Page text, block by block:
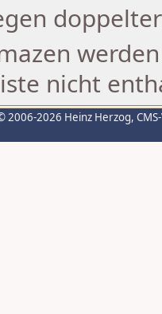
nicht
2006-2026 Heinz Herzog,